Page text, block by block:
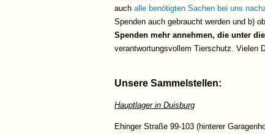
auch alle benötigten Sachen bei uns
Spenden auch gebraucht werden und b)
Spenden mehr annehmen, die unter
verantwortungsvollem Tierschutz. Vielen
Unsere Sammelstellen:
Hauptlager in Duisburg
Ehinger Straße 99-103 (hinterer